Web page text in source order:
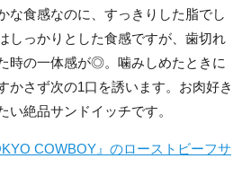
な食感なのに、すっきりした脂でし
しっかりとした食感ですが、歯切れ
時の一体感が◎。噛みしめたときに
かさず次の1口を誘います。お肉好き
い絶品サンドイッチです。
COWBOY』のローストビーフサ